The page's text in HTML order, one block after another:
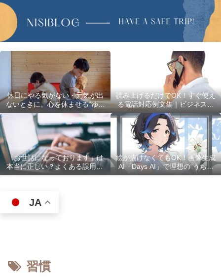
休日にやる気がない・元気が出
ないときに。心を休ませる“ゆる
い過ごし方”5選
読み上げるだけでOK！すぐ使え
る電話対応例文集｜ビジネスで
使える最初の言葉・最後の言葉
も完全網羅
「お世話になっております」は
本当に正しい？よくある誤用10
選
絵が描けなくてもOK！画像生成
AI「Days AI」で理想の“うちの
子”キャラクターを作ってみた体
JA
習慣